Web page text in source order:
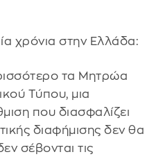
χρόνια στην Ελλάδα:
τα Μητρώα
Τύπου, μια
που διασφαλίζει
διαφήμισης δεν θα
σέβονται τις